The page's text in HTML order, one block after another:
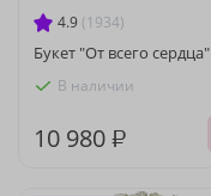
4.9 (1934)
Букет "От всего сердца"
В наличии
10 980 ₽